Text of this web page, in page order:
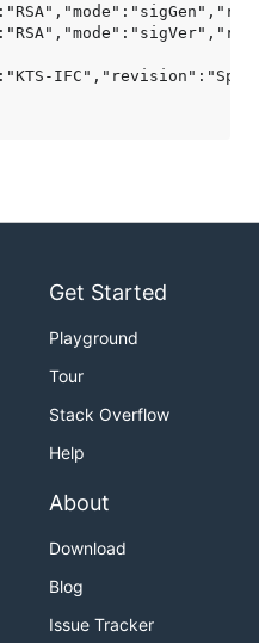
Get Started
Playground
Tour
Stack Overflow
Help
About
Download
Blog
Issue Tracker